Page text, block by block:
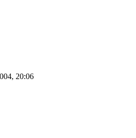
20:06